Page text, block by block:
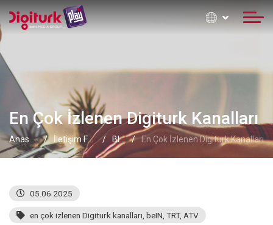
En Çok İzlenen Digiturk Kanalları
Anasayfa İletişim Formu Blog En Çok İzlenen Digiturk Kanalları
05.06.2025
en çok izlenen Digiturk kanalları beIN TRT, ATV